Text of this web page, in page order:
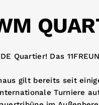
Quartier! Das
gilt bereits seit
Turniere